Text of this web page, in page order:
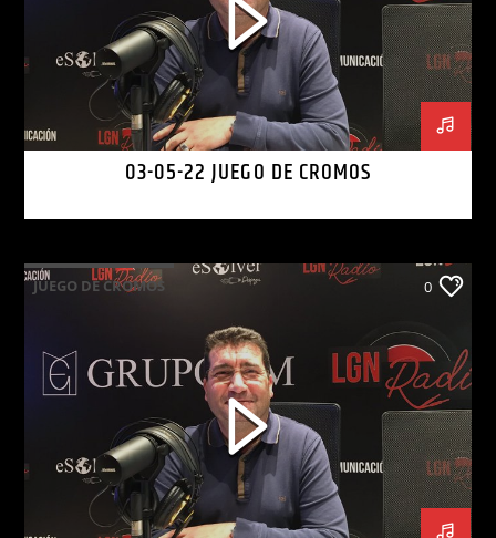
03-05-22 JUEGO DE CROMOS
JUEGO DE CROMOS 0